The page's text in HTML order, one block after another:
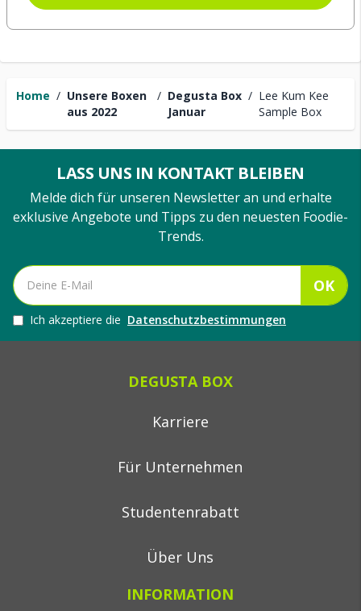
Home / Unsere Boxen
aus 2022
/ Degusta Box
Januar
/ Lee Kum Kee
Sample Box
LASS UNS IN KONTAKT BLEIBEN
Melde dich für unseren Newsletter an und erhalte
exklusive Angebote und Tipps zu den neuesten Foodie-
Trends.
OK
Ich akzeptiere die Datenschutzbestimmungen
DEGUSTA BOX
Karriere
Für Unternehmen
Studentenrabatt
Über Uns
INFORMATION